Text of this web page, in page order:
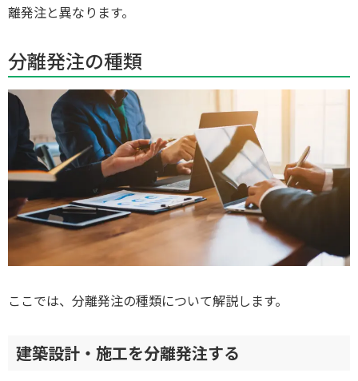
離発注と異なります。
分離発注の種類
ここでは、分離発注の種類について解説します。
建築設計・施工を分離発注する